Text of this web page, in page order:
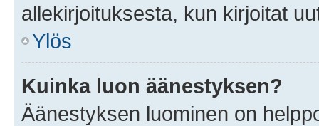
allekirjoituksesta, kun kirjoitat
Ylös
Kuinka luon äänestyksen?
Äänestyksen luominen on